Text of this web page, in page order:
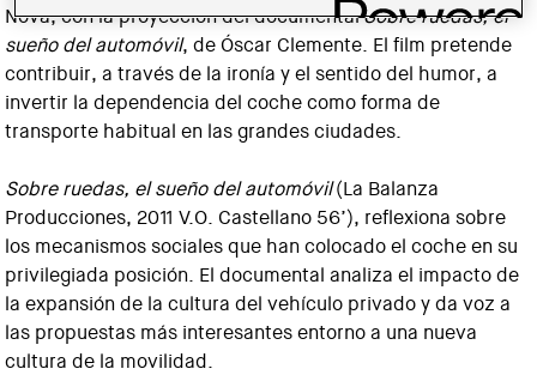
Nova, con la proyección del documentalSobre ruedas, el
sueño del automóvil, de Óscar Clemente. El film pretende
contribuir, a través de la ironía y el sentido del humor, a
invertir la dependencia del coche como forma de
transporte habitual en las grandes ciudades.
Sobre ruedas, el sueño del automóvil(La Balanza
Producciones, 2011 V.O. Castellano 56’), reflexiona sobre
los mecanismos sociales que han colocado el coche en su
privilegiada posición. El documental analiza el impacto de
la expansión de la cultura del vehículo privado y da voz a
las propuestas más interesantes entorno a una nueva
cultura de la movilidad.